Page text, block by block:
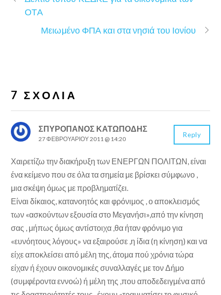
ΟΤΑ
Μειωμένο ΦΠΑ και στα νησιά του Ιονίου
7 ΣΧΌΛΙΑ
ΣΠΥΡΟΠΑΝΟΣ ΚΑΤΩΠΟΔΗΣ
27 ΦΕΒΡΟΥΑΡΊΟΥ 2011 @ 14:20
Χαιρετίζω την διακήρυξη των ΕΝΕΡΓΩΝ ΠΟΛΙΤΩΝ, είναι
ένα κείμενο που σε όλα τα σημεία με βρίσκει σύμφωνο ,
μια σκέψη όμως με προβληματίζει.
Είναι δίκαιος, κατανοητός και φρόνιμος , ο αποκλεισμός
των «ασκούντων εξουσία στο Μεγανήσι»,από την κίνηση
σας , μήπως όμως αντίστοιχα ,θα ήταν φρόνιμο για
«ευνόητους λόγους» να εξαιρούσε ,η ίδια (η κίνηση) και να
είχε αποκλείσει από μέλη της, άτομα πού χρόνια τώρα
είχαν ή έχουν οικονομικές συναλλαγές με τον Δήμο
(συμφέροντα εννοώ) ή μέλη της ,που αποδεδειγμένα από
Reply